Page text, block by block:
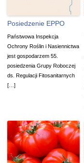
Posiedzenie EPPO
Państwowa Inspekcja
Ochrony Roślin i Nasiennictwa
jest gospodarzem 55.
posiedzenia Grupy Roboczej
ds. Regulacji Fitosanitarnych
[…]